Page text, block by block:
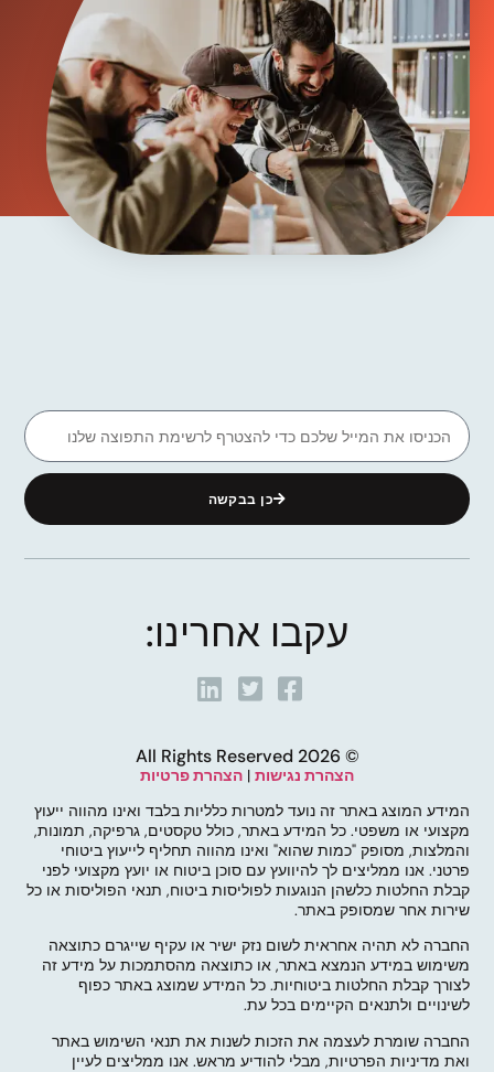
כן בבקשה
עקבו אחרינו:
© 2026 All Rights Reserved
הצהרת נגישות | הצהרת פרטיות
המידע המוצג באתר זה נועד למטרות כלליות בלבד ואינו מהווה ייעוץ
מקצועי או משפטי. כל המידע באתר, כולל טקסטים, גרפיקה, תמונות,
והמלצות, מסופק "כמות שהוא" ואינו מהווה תחליף לייעוץ ביטוחי
פרטני. אנו ממליצים לך להיוועץ עם סוכן ביטוח או יועץ מקצועי לפני
קבלת החלטות כלשהן הנוגעות לפוליסות ביטוח, תנאי הפוליסות או כל
שירות אחר שמסופק באתר.
החברה לא תהיה אחראית לשום נזק ישיר או עקיף שייגרם כתוצאה
משימוש במידע הנמצא באתר, או כתוצאה מהסתמכות על מידע זה
לצורך קבלת החלטות ביטוחיות. כל המידע שמוצג באתר כפוף
לשינויים ולתנאים הקיימים בכל עת.
החברה שומרת לעצמה את הזכות לשנות את תנאי השימוש באתר
ואת מדיניות הפרטיות, מבלי להודיע מראש. אנו ממליצים לעיין